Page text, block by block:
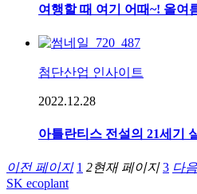
여행할 때 여기 어때~! 올여
첨단산업 인사이트
2022.12.28
아틀란티스 전설의 21세기
이전 페이지 1 2현재 페이지 3 다
SK ecoplant